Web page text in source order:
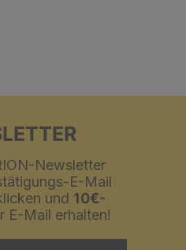
Newsletter
E-Mail
und 10€-
E-Mail erhalten!